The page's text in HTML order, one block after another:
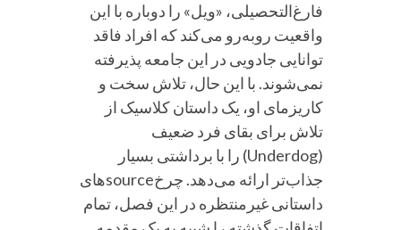
فارغ‌التحصیلی، «ویل» را دوباره با این
واقعیت روبه‌رو می‌کند که افراد فاقد
توانایی جادویی در این جامعه پذیرفته
نمی‌شوند. با این حال، تلاش سخت و
کاریزمای او، یک داستان کلاسیک از
تلاش برای بقای فرد ضعیف
(Underdog) را با برداشتی بسیار
جذاب‌تر ارائه می‌دهد. چرخsourceهای
داستانی غیرمنتظره در این فصل، تمام